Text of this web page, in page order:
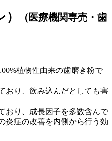
（医療機関専売・歯
植物性由来の歯磨き粉で
おり、飲み込んだとしても害
おり、成長因子を多数含んで
炎症の改善を内側から行う効